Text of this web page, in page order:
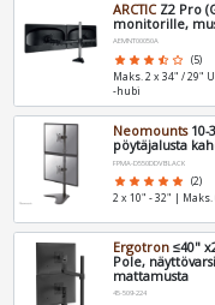
ARCTICZ2 Pro
monitorille,
AEMNT00050A
star star star star_half star_border (5)
Maks. 2 x 34" / 29"
-hubi
Neomounts10-
pöytäjalusta
FPMA-D550DDVBLACK
star star star star star (2)
2 x 10" - 32" |
Ergotron ≤40"
Pole,
mattamusta
45-509-224